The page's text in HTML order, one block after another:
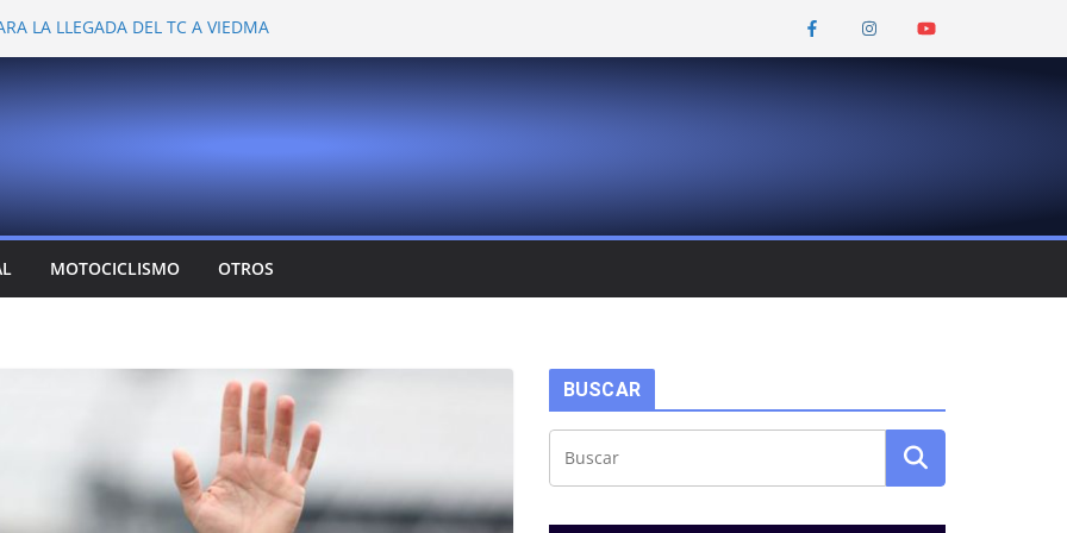
LA LLEGADA DEL TC A VIEDMA
EN LA PLATA
VER A TANTOS PILOTOS
DEJÓ CAMBIOS EN LOS CAMPEONATOS
CONFIRMA SU REGRESO AL TOP RACE
MOTOCICLISMO OTROS
BUSCAR